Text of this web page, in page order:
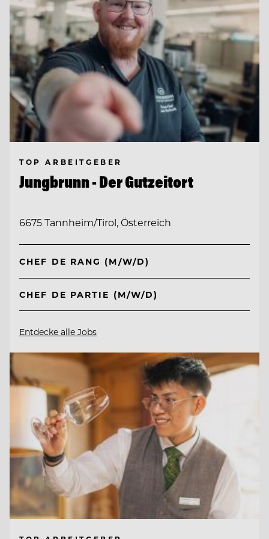
TOP ARBEITGEBER
Jungbrunn - Der Gutzeitort
6675 Tannheim/Tirol, Österreich
CHEF DE RANG (M/W/D)
CHEF DE PARTIE (M/W/D)
Entdecke alle Jobs